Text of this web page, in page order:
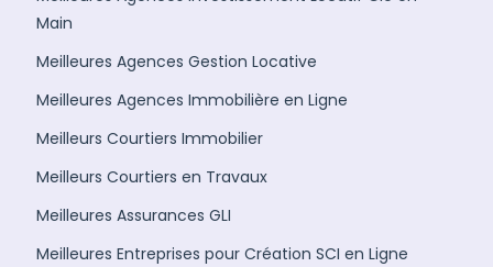
Main
Meilleures Agences Gestion Locative
Meilleures Agences Immobilière en Ligne
Meilleurs Courtiers Immobilier
Meilleurs Courtiers en Travaux
Meilleures Assurances GLI
Meilleures Entreprises pour Création SCI en Ligne